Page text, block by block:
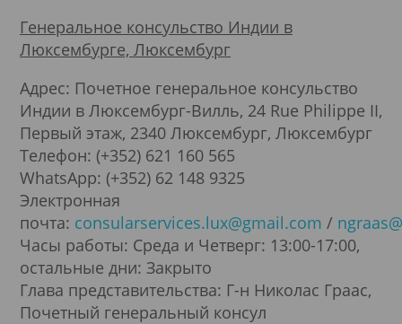
Генеральное консульство Индии в
Люксембурге, Люксембург
Адрес: Почетное генеральное консульство
Индии в Люксембург-Вилль, 24 Rue Philippe II,
Первый этаж, 2340 Люксембург, Люксембург
Телефон: (+352) 621 160 565
WhatsApp: (+352) 62 148 9325
Электронная
почта: consularservices.lux@gmail.com /
Часы работы: Среда и Четверг: 13:00-17:00,
остальные дни: Закрыто
Глава представительства: Г-н Николас Граас,
Почетный генеральный консул